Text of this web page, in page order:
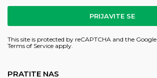
PRIJAVITE SE
This site is protected by reCAPTCHA and the Google
Terms of Service apply.
PRATITE NAS